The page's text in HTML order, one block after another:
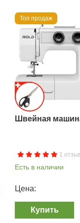
Топ продаж
Швейная
1
Есть в наличии
Цена:
Купить